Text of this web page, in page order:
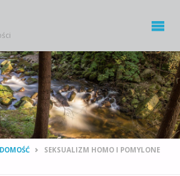
SEKSUALIZM HOMO I POMYLONE